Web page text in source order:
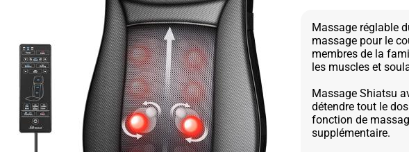
Massage réglable
massage pour le
membres de la
les muscles et
Massage Shiatsu
détendre tout le
fonction de
supplémentaire.